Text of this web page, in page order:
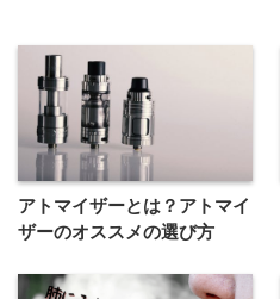
アトマイザーとは？アトマイ
ザーのオススメの選び方